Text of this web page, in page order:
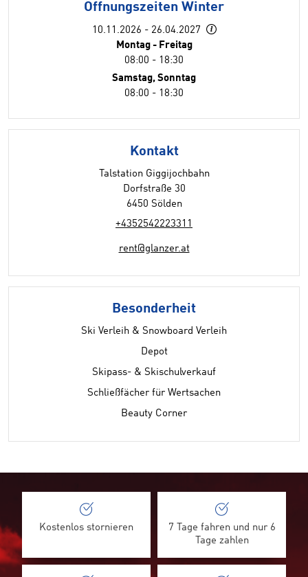
Öffnungszeiten Winter
10.11.2026 - 26.04.2027
Montag - Freitag
08:00 - 18:30
Samstag, Sonntag
08:00 - 18:30
Kontakt
Talstation Giggijochbahn
Dorfstraße 30
6450 Sölden
+4352542223311
rent@glanzer.at
Besonderheit
Ski Verleih & Snowboard Verleih
Depot
Skipass- & Skischulverkauf
Schließfächer für Wertsachen
Beauty Corner
Kostenlos stornieren
7 Tage fahren und nur 6
Tage zahlen